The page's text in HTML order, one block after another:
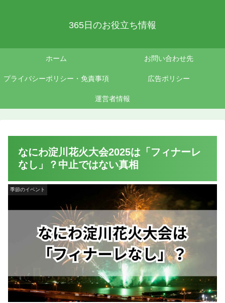
365日のお役立ち情報
ホーム お問い合わせ先
プライバシーポリシー・免責事項 広告ポリシー
運営者情報
なにわ淀川花火大会2025は「フィナーレ
なし」？中止ではない真相
季節のイベント